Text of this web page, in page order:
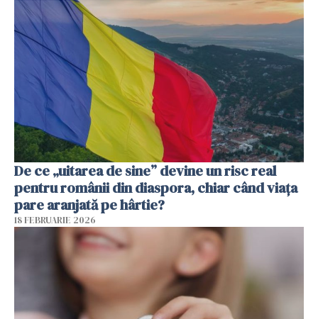
De ce „uitarea de sine” devine un risc real
pentru românii din diaspora, chiar când viața
pare aranjată pe hârtie?
18 FEBRUARIE 2026